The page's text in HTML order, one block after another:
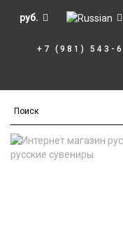
руб.
+7 (981) 543-